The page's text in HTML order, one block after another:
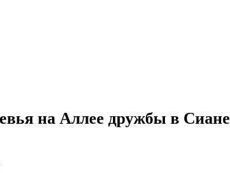
на Аллее дружбы в Сиане